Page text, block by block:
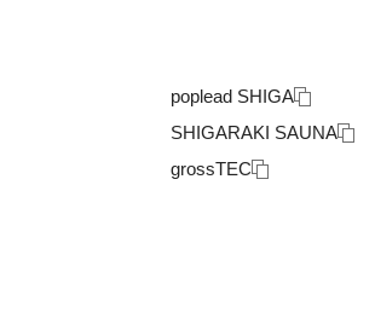
poplead SHIGA
SHIGARAKI SAUNA
grossTEC